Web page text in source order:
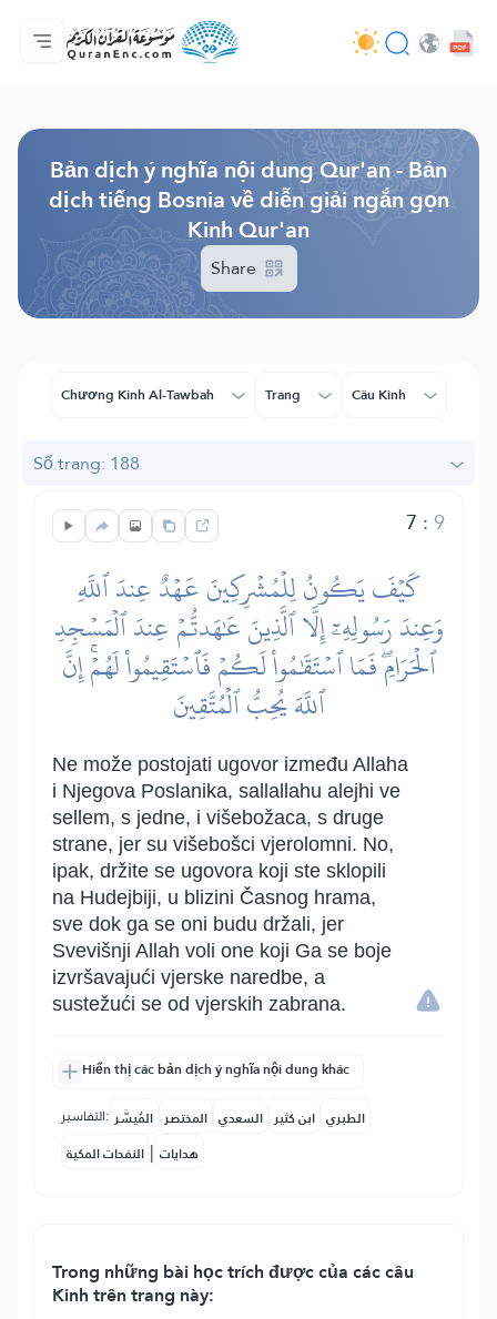
Trang chủ
Mục lục các bản dịch
Audio
Các dịch vụ của nhà phát triển - API
Về dự án
Liên hệ với chúng tôi
Ngôn ngữ
Bản dịch ý nghĩa nội dung Qur'an - Bản
dịch tiếng Bosnia về diễn giải ngắn gọn
Kinh Qur'an
Share
Chương Kinh Al-Tawbah Trang Câu Kinh
Số trang: 188
7 :9
كَيۡفَ يَكُونُ لِلۡمُشۡرِكِينَ عَهۡدٌ عِندَ ٱللَّهِ
وَعِندَ رَسُولِهِۦٓ إِلَّا ٱلَّذِينَ عَٰهَدتُّمۡ عِندَ ٱلۡمَسۡجِدِ
ٱلۡحَرَامِۖ فَمَا ٱسۡتَقَٰمُواْ لَكُمۡ فَٱسۡتَقِيمُواْ لَهُمۡۚ إِنَّ
ٱللَّهَ يُحِبُّ ٱلۡمُتَّقِينَ
Ne može postojati ugovor između Allaha
i Njegova Poslanika, sallallahu alejhi ve
sellem, s jedne, i višebožaca, s druge
strane, jer su višebošci vjerolomni. No,
ipak, držite se ugovora koji ste sklopili
na Hudejbiji, u blizini Časnog hrama,
sve dok ga se oni budu držali, jer
Svevišnji Allah voli one koji Ga se boje
izvršavajući vjerske naredbe, a
sustežući se od vjerskih zabrana.
Hiển thị các bản dịch ý nghĩa nội dung khác
التفاسير: المُيسَّر المختصر السعدي ابن كثير الطبري
النفحات المكية | هدايات
Trong những bài học trích được của các câu
Kinh trên trang này: